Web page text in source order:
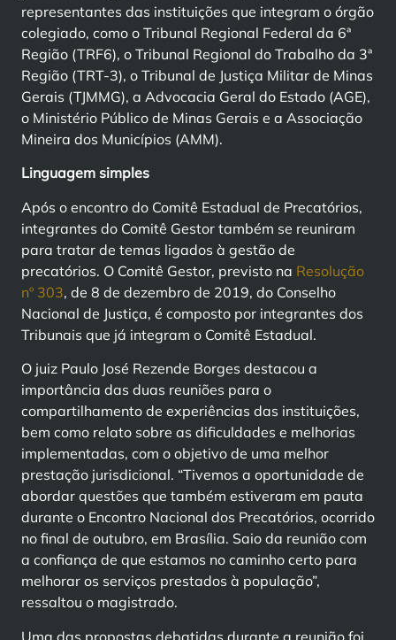
representantes das instituições que integram o órgão
colegiado, como o Tribunal Regional Federal da 6ª
Região (TRF6), o Tribunal Regional do Trabalho da 3ª
Região (TRT-3), o Tribunal de Justiça Militar de Minas
Gerais (TJMMG), a Advocacia Geral do Estado (AGE),
o Ministério Público de Minas Gerais e a Associação
Mineira dos Municípios (AMM).
Linguagem simples
Após o encontro do Comitê Estadual de Precatórios,
integrantes do Comitê Gestor também se reuniram
para tratar de temas ligados à gestão de
precatórios. O Comitê Gestor, previsto na Resolução
nº 303, de 8 de dezembro de 2019, do Conselho
Nacional de Justiça, é composto por integrantes dos
Tribunais que já integram o Comitê Estadual.
O juiz Paulo José Rezende Borges destacou a
importância das duas reuniões para o
compartilhamento de experiências das instituições,
bem como relato sobre as dificuldades e melhorias
implementadas, com o objetivo de uma melhor
prestação jurisdicional. “Tivemos a oportunidade de
abordar questões que também estiveram em pauta
durante o Encontro Nacional dos Precatórios, ocorrido
no final de outubro, em Brasília. Saio da reunião com
a confiança de que estamos no caminho certo para
melhorar os serviços prestados à população”,
ressaltou o magistrado.
Uma das propostas debatidas durante a reunião foi